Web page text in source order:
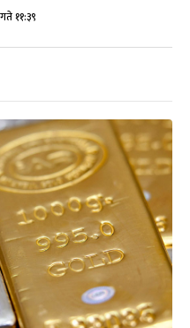
११:३९